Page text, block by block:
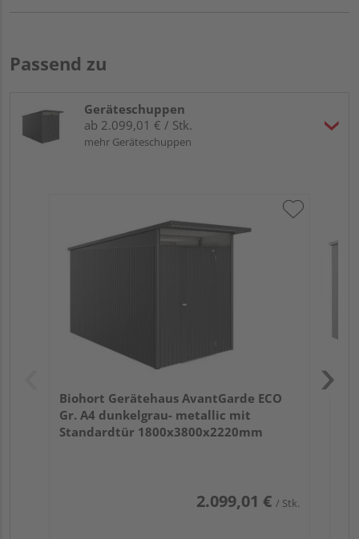
Passend zu
Geräteschuppen
ab 2.099,01 € / Stk.
mehr Geräteschuppen
Biohort Gerätehaus AvantGarde ECO
Gr. A4 dunkelgrau- metallic mit
Standardtür 1800x3800x2220mm
2.099,01 € / Stk.